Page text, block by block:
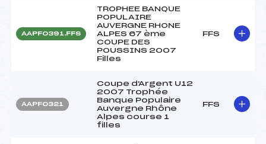
AAPF0391.FFS
TROPHEE BANQUE
POPULAIRE
AUVERGNE RHONE
ALPES 67 ème
COUPE DES
POUSSINS 2007
Filles
FFS
AAPF0321
Coupe d'Argent U12
2007 Trophée
Banque Populaire
Auvergne Rhône
Alpes course 1
filles
FFS